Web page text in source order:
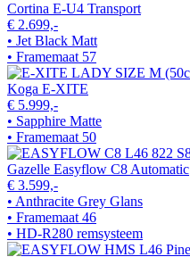
Cortina E-U4 Transport
€ 2.699,-
• Jet Black Matt
• Framemaat 57
Koga E-XITE
€ 5.999,-
• Sapphire Matte
• Framemaat 50
Gazelle Easyflow C8 Automatic
€ 3.599,-
• Anthracite Grey Glans
• Framemaat 46
• HD-R280 remsysteem